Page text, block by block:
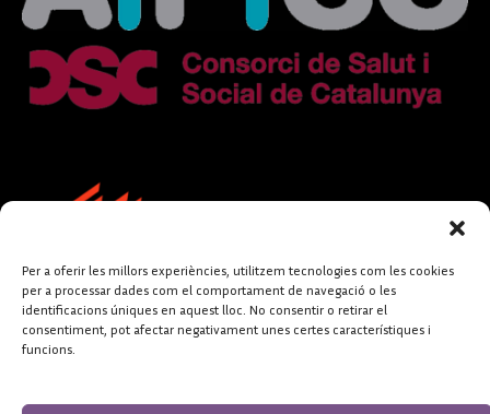
Per a oferir les millors experiències, utilitzem tecnologies com les cookies
per a processar dades com el comportament de navegació o les
identificacions úniques en aquest lloc. No consentir o retirar el
consentiment, pot afectar negativament unes certes característiques i
funcions.
FUNDACIÓ